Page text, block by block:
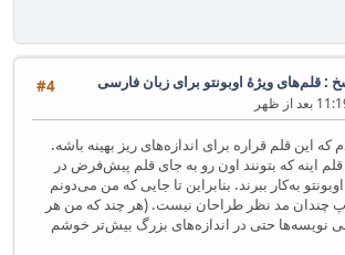
#4 : قلم‌های ویژهٔ اوبونتو برای زبان فارسی
که این قلم قراره برای اندازه‌های ریز بهینه باشه.
اینه که بتونند اون رو به جای قلم پیش‌فرض در
به‌کار ببرند. بنابراین تا جایی که من می‌دونم
چندان مد نظر طراحان نیست. (هر چند که من هر
نویسه‌ها حتی در اندازه‌های بزرگ بیش‌تر خوشم